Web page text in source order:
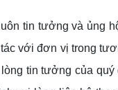
tin tưởng và ủng
với đơn vị trong
tin tưởng của